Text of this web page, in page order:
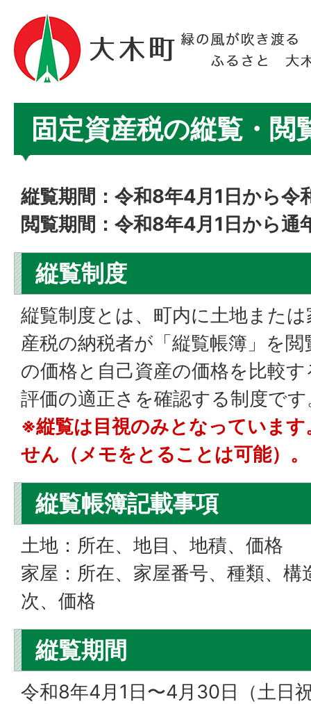
固定資産税の縦覧・閲
縦覧期間：令和8年4月1日から令
閲覧期間：令和8年4月1日から通
縦覧制度
縦覧制度とは、町内に土地また
産税の納税者が「縦覧帳簿」を
の価格と自己資産の価格を比較
評価の適正さを確認する制度です
※縦覧は目視のみとなっていま
せん（メモをとることは可能）。
縦覧帳簿記載事項
土地：所在、地目、地積、価格
家屋：所在、家屋番号、種類、構
次、価格
縦覧期間
令和8年4月1日〜4月30日（土日